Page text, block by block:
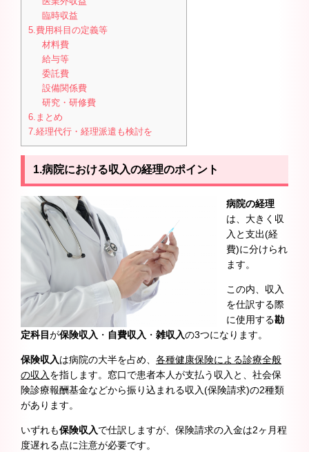
臨時収益
5.費用科目の定義等
材料費
給与等
委託費
設備関係費
研究・研修費
6.まとめ
7.経理代行・経理派遣も検討を
1.病院における収入の経理のポイント
病院の経理
は、大きく収
入と支出(経
費)に分けられ
ます。
この内、収入
を仕訳する際
に使用する勘
定科目が保険収入 ・ 自費収入 ・ 雑収入の3つになります。
保険収入は病院の大半を占め、 各種健康保険による診療全般
の収入 を指します。窓口で患者本人が支払う収入と、社会保
険診療報酬基金などから振り込まれる収入(保険請求)の2種類
があります。
いずれも保険収入で仕訳しますが、保険請求の入金は2ヶ月程
度遅れる点に注意が必要です。